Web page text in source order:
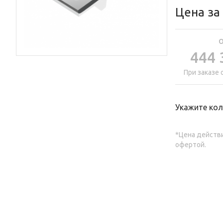
Цена
444
При заказе
Укажите
*Цена
офертой.